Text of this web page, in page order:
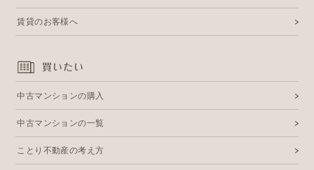
賃貸のお客様へ
買いたい
中古マンションの購入
中古マンションの一覧
ことり不動産の考え方